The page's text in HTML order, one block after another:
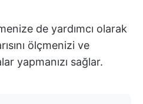
de yardımcı olarak
ölçmenizi ve
yapmanızı sağlar.